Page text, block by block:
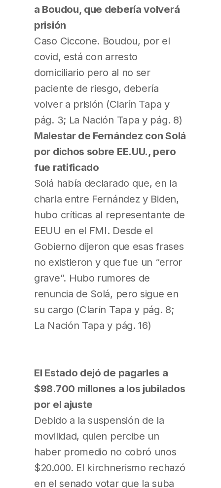
a Boudou, que debería volverá
prisión
Caso Ciccone. Boudou, por el
covid, está con arresto
domiciliario pero al no ser
paciente de riesgo, debería
volver a prisión (Clarín Tapa y
pág. 3; La Nación Tapa y pág. 8)
Malestar de Fernández con Solá
por dichos sobre EE.UU., pero
fue ratificado
Solá había declarado que, en la
charla entre Fernández y Biden,
hubo críticas al representante de
EEUU en el FMI. Desde el
Gobierno dijeron que esas frases
no existieron y que fue un “error
grave”. Hubo rumores de
renuncia de Solá, pero sigue en
su cargo (Clarín Tapa y pág. 8;
La Nación Tapa y pág. 16)
El Estado dejó de pagarles a
$98.700 millones a los jubilados
por el ajuste
Debido a la suspensión de la
movilidad, quien percibe un
haber promedio no cobró unos
$20.000. El kirchnerismo rechazó
en el senado votar que la suba